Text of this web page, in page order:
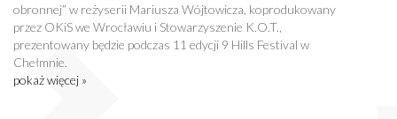
obronnej” w reżyserii Mariusza Wójtowicza, koprodukowany
przez OKiS we Wrocławiu i Stowarzyszenie K.O.T.,
prezentowany będzie podczas 11 edycji 9 Hills Festival w
Chełmnie.
pokaż więcej »